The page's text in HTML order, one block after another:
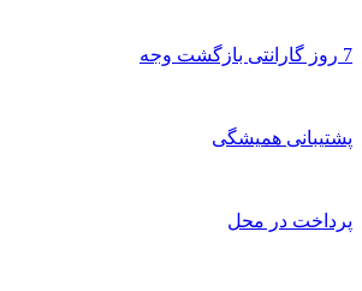
7 روز گارانتی بازگشت وجه
پشتیبانی همیشگی
پرداخت در محل